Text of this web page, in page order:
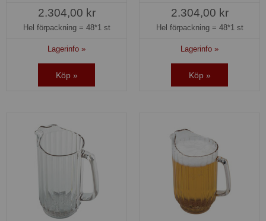
2.304,00 kr
Hel förpackning = 48*1 st
Lagerinfo »
Köp »
2.304,00 kr
Hel förpackning = 48*1 st
Lagerinfo »
Köp »